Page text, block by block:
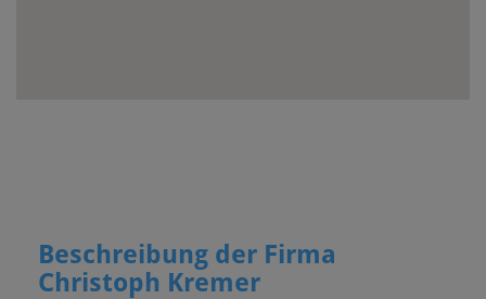
Beschreibung der Firma
Christoph Kremer